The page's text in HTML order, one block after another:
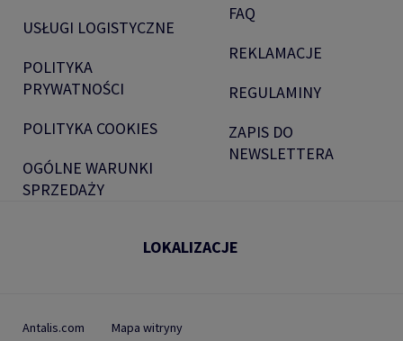
USŁUGI LOGISTYCZNE
POLITYKA
PRYWATNOŚCI
POLITYKA COOKIES
OGÓLNE WARUNKI
SPRZEDAŻY
FAQ
REKLAMACJE
REGULAMINY
ZAPIS DO
NEWSLETTERA
LOKALIZACJE
Antalis.com Mapa witryny